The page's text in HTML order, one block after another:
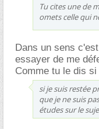
Tu cites une de
omets celle qui
Dans un sens
essayer de me
Comme tu le dis
si je suis restée
que je ne suis
études sur le